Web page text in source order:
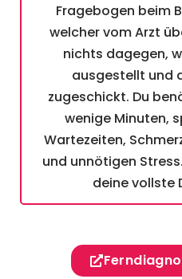
Fragebogen beim
welcher vom Arzt
nichts dagegen,
ausgestellt und
zugeschickt. Du
wenige Minuten,
Wartezeiten,
und unnötigen
deine vollste